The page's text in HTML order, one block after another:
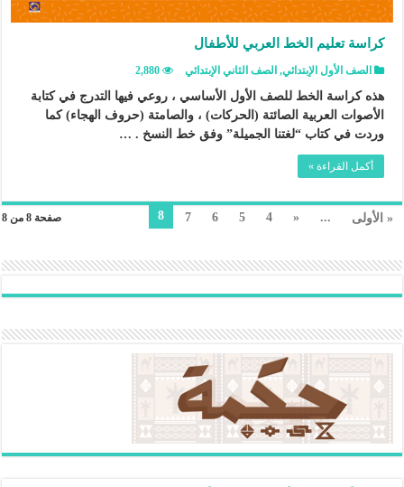
كراسة تعليم الخط العربي للأطفال
الصف الأول الإبتدائي,الصف الثاني الإبتدائي 2,880
هذه كراسة الخط للصف الأول الأساسي ، روعي فيها التدرج في كتابة
الأصوات العربية الصائتة (الحركات) ، والصامتة (حروف الهجاء) كما
وردت في كتاب “لغتنا الجميلة” وفق خط النسخ . …
أكمل القراءة »
صفحة 8 من 8 « الأولى ...
«
4
5
6
7
8